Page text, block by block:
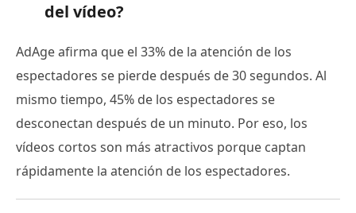
del vídeo?
AdAge afirma que el 33% de la atención de los
espectadores se pierde después de 30 segundos. Al
mismo tiempo, 45% de los espectadores se
desconectan después de un minuto. Por eso, los
vídeos cortos son más atractivos porque captan
rápidamente la atención de los espectadores.